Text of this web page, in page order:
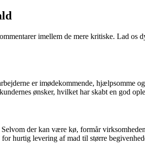
imellem de mere kritiske. Lad os
er imødekommende, hjælpsomme
ønsker, hvilket har skabt en god
der kan være kø, formår
hurtig levering af mad til større